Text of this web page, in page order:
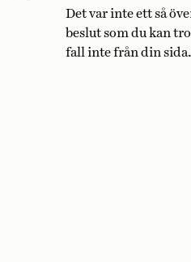
Det var inte ett så
beslut som du kan
fall inte från din sida.